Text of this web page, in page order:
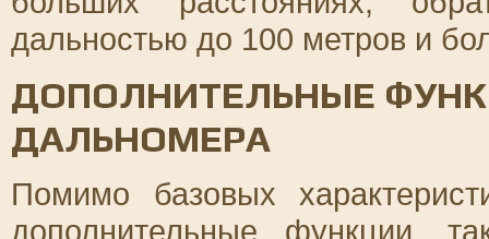
дальностью до 100 метров и
ДОПОЛНИТЕЛЬНЫЕ
ДАЛЬНОМЕРА
Помимо базовых
дополнительные функции,